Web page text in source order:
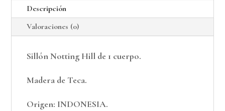
Descripción
Valoraciones (0)
Sillón Notting Hill de 1 cuerpo.
Madera de Teca.
Origen: INDONESIA.